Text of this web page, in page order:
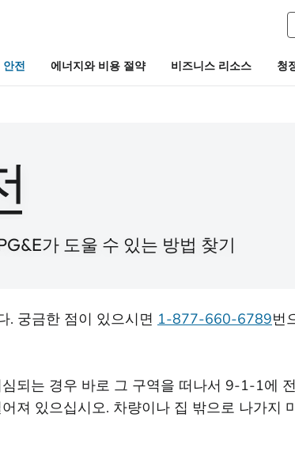
안전 에너지와 비용 절약 비즈니스 리소스 청
가 도울 수 있는 방법 찾기
. 궁금한 점이 있으시면 1-877-660-6789번
되는 경우 바로 그 구역을 떠나서 9-1-1에
져 있으십시오. 차량이나 집 밖으로 나가지